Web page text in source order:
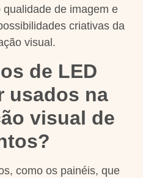
de imagem e
criativas da
visual.
de LED
usados na
visual de
como os painéis, que